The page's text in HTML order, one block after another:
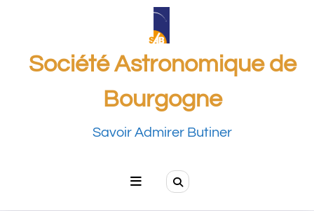
Société Astronomique de
Bourgogne
Savoir Admirer Butiner